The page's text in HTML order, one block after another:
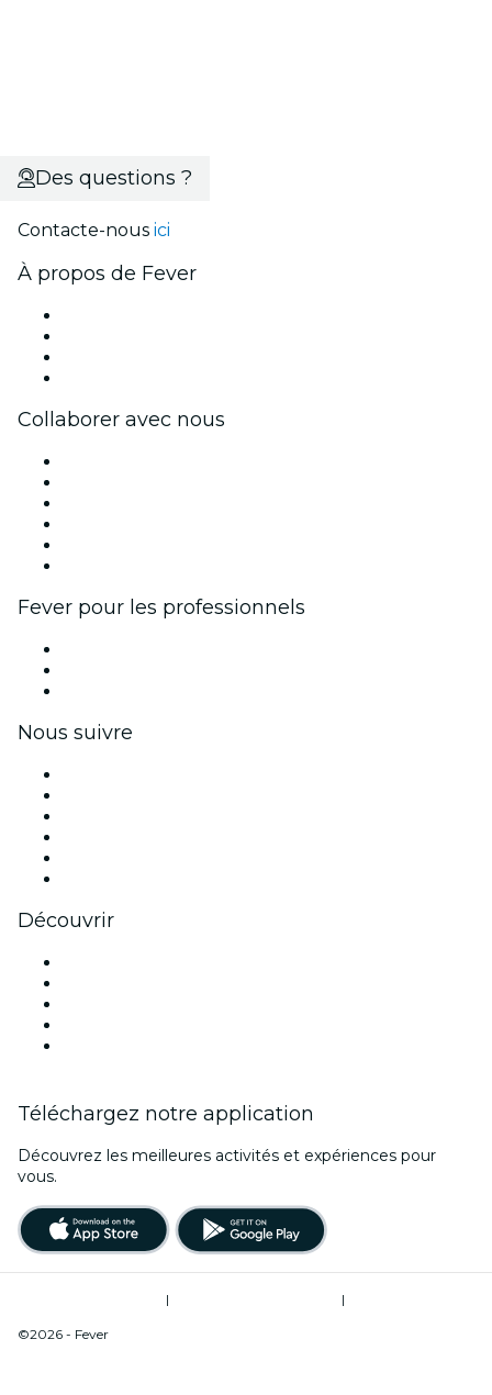
Des questions ?
Contacte-nous ici
À propos de Fever
Collaborer avec nous
Fever pour les professionnels
Nous suivre
Découvrir
Téléchargez notre application
Découvrez les meilleures activités et expériences pour
vous.
|
|
©2026 - Fever